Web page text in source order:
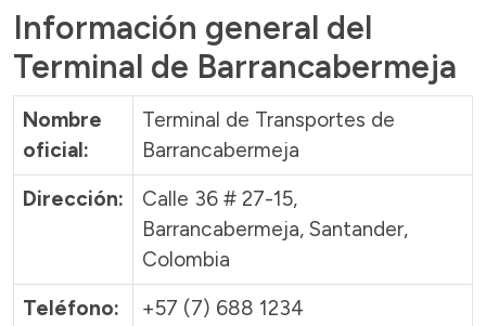
Información general del
Terminal de Barrancabermeja
Nombre
oficial:
Terminal de Transportes de
Barrancabermeja
Dirección:
Calle 36 # 27-15,
Barrancabermeja, Santander,
Colombia
Teléfono:
+57 (7) 688 1234